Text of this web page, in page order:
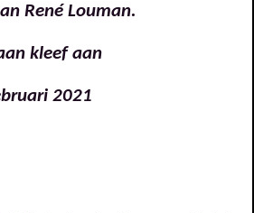
René Louman.
kleef aan
2021